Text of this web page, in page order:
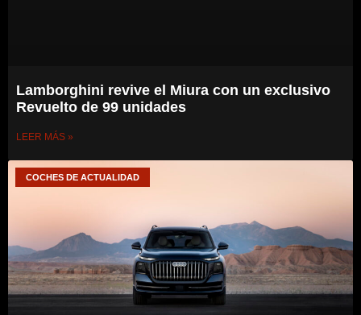
Lamborghini revive el Miura con un exclusivo
Revuelto de 99 unidades
LEER MÁS »
COCHES DE ACTUALIDAD